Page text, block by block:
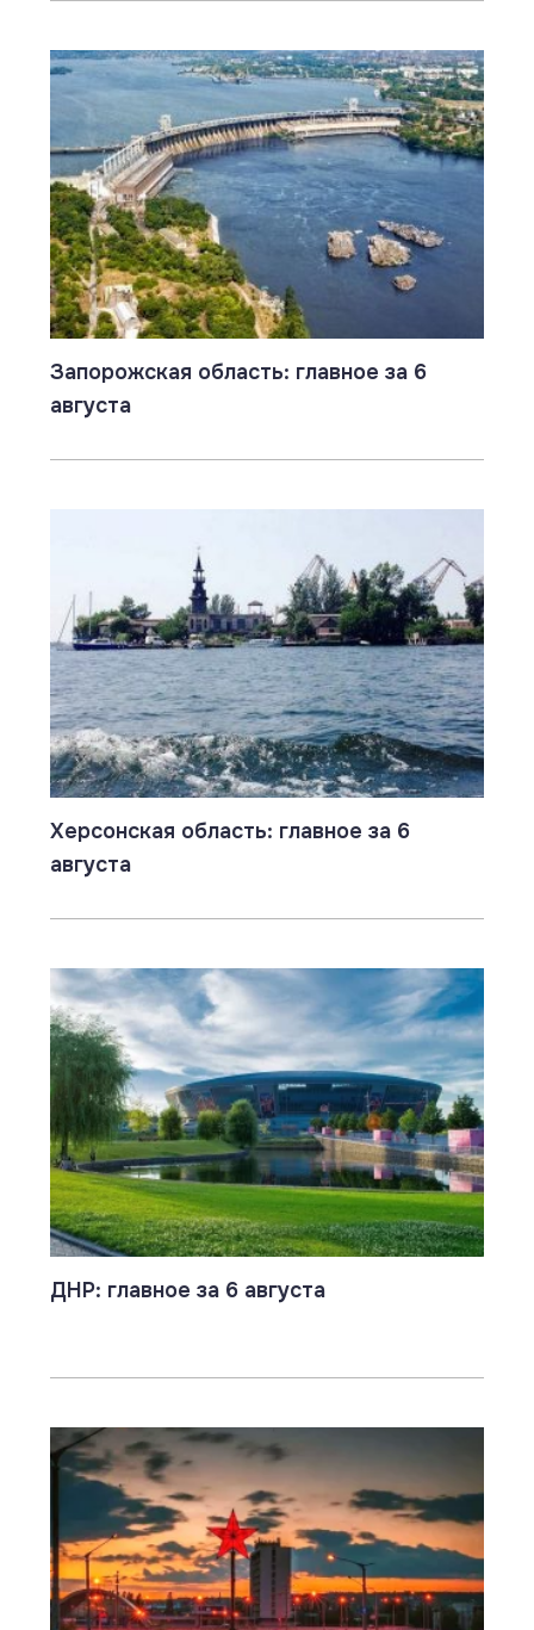
Запорожская область: главное за 6
августа
Херсонская область: главное за 6
августа
ДНР: главное за 6 августа